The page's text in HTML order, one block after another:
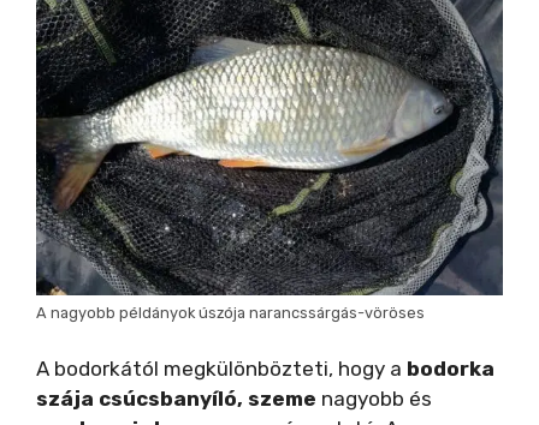
A nagyobb példányok úszója narancssárgás-vöröses
A bodorkától megkülönbözteti, hogy a bodorka
szája csúcsbanyíló, szeme nagyobb és